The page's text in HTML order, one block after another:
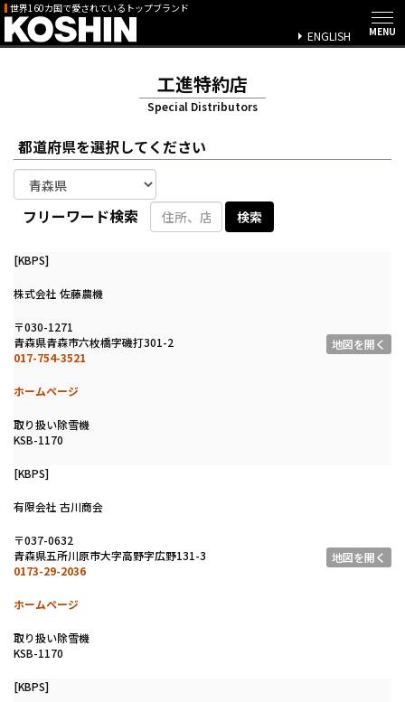
世界160カ国で愛されているトップブランド
ENGLISH
工進特約店
Special Distributors
都道府県を選択してください
フリーワード検索
[KBPS]
株式会社 佐藤農機
〒030-1271
地図を開く
青森県青森市六枚橋字磯打301-2
017-754-3521
ホームページ
取り扱い除雪機
KSB-1170
[KBPS]
有限会社 古川商会
〒037-0632
地図を開く
青森県五所川原市大字高野字広野131-3
0173-29-2036
ホームページ
取り扱い除雪機
KSB-1170
[KBPS]